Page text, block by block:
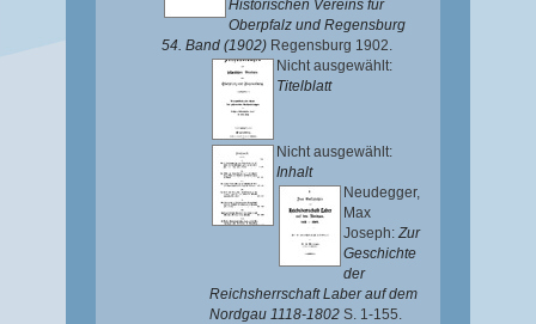
Historischen Vereins für
Oberpfalz und Regensburg
54. Band (1902) Regensburg 1902.
Nicht ausgewählt:
Titelblatt
Nicht ausgewählt:
Inhalt
Neudegger,
Max
Joseph:Zur
Geschichte
der
Reichsherrschaft Laber auf dem
Nordgau 1118-1802 S. 1-155.